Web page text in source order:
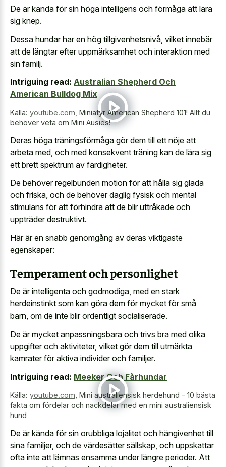
De är kända för sin höga intelligens och förmåga att lära
sig knep.
Dessa hundar har en hög tillgivenhetsnivå, vilket innebär
att de längtar efter uppmärksamhet och interaktion med
sin familj.
Intriguing read: Australian Shepherd Och
American Bulldog Mix
Källa: youtube.com Miniatyr American Shepherd 101! Allt du
behöver veta om Mini Ausies!
Deras höga träningsförmåga gör dem till ett nöje att
arbeta med, och med konsekvent träning kan de lära sig
ett brett spektrum av färdigheter.
De behöver regelbunden motion för att hålla sig glada
och friska, och de behöver daglig fysisk och mental
stimulans för att förhindra att de blir uttråkade och
uppträder destruktivt.
Här är en snabb genomgång av deras viktigaste
egenskaper:
Temperament och personlighet
De är intelligenta och godmodiga, med en stark
herdeinstinkt som kan göra dem för mycket för små
barn, om de inte blir ordentligt socialiserade.
De är mycket anpassningsbara och trivs bra med olika
uppgifter och aktiviteter, vilket gör dem till utmärkta
kamrater för aktiva individer och familjer.
Intriguing read: Meeker Och Fårhundar
Källa: youtube.com Mini australiensisk herdehund - 10 bästa
fakta om fördelar och nackdelar med en mini australiensisk
hund
De är kända för sin orubbliga lojalitet och hängivenhet till
sina familjer, och de värdesätter sällskap, och uppskattar
ofta inte att lämnas ensamma under längre perioder. Att